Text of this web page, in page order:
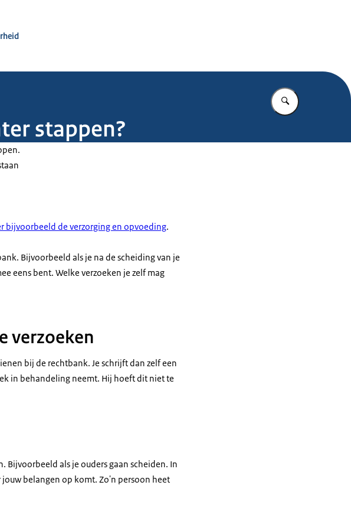
Vul in wat u
stappen?
bijvoorbeeld de verzorging en opvoeding.
Bijvoorbeeld als je na de scheiding van je
eens bent. Welke verzoeken je zelf mag
verzoeken
bij de rechtbank. Je schrijft dan zelf een
in behandeling neemt. Hij hoeft dit niet te
als je ouders gaan scheiden. In
belangen op komt. Zo'n persoon heet